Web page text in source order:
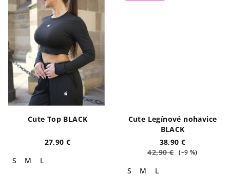
Cute Top BLACK
27,90 €
S
M L
Cute Legínové nohavice
BLACK
38,90 €
42,90 € (–9 %)
S M L